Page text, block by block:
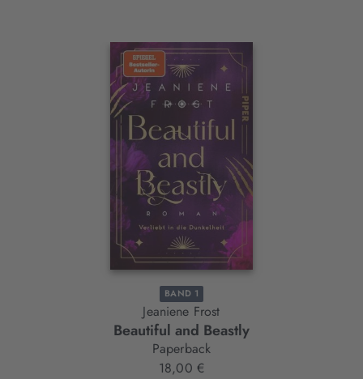
Interaktives
BAND 1
Jeaniene Frost
Beautiful and Beastly
Paperback
18,00 €